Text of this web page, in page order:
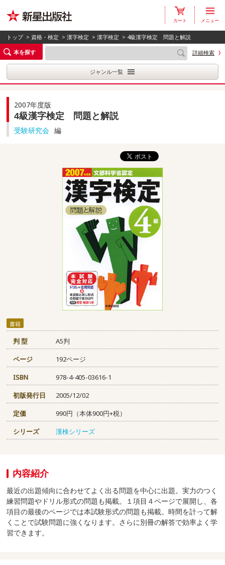
カート メニュー
トップ > 資格・検定 >漢字検定 >漢字検定 > 4級漢字検定 問題と解説
本を探す
詳細検索
ジャンル一覧
2007年度版
4級漢字検定 問題と解説
受験研究会 編
書籍
判 型
A5判
ページ
192ページ
ISBN
978-4-405-03616-1
初版発行日
2005/12/02
定価
990円（本体900円+税）
シリーズ
漢検シリーズ
内容紹介
最近の出題傾向に合わせてよく出る問題を中心に出題。実力のつく
練習問題やドリル形式の問題も掲載。１項目４ページで展開し、各
項目の最後のページでは本試験形式の問題も掲載。時間を計って解
くことで試験問題に強くなります。さらに別冊の解答で効率よく学
習できます。